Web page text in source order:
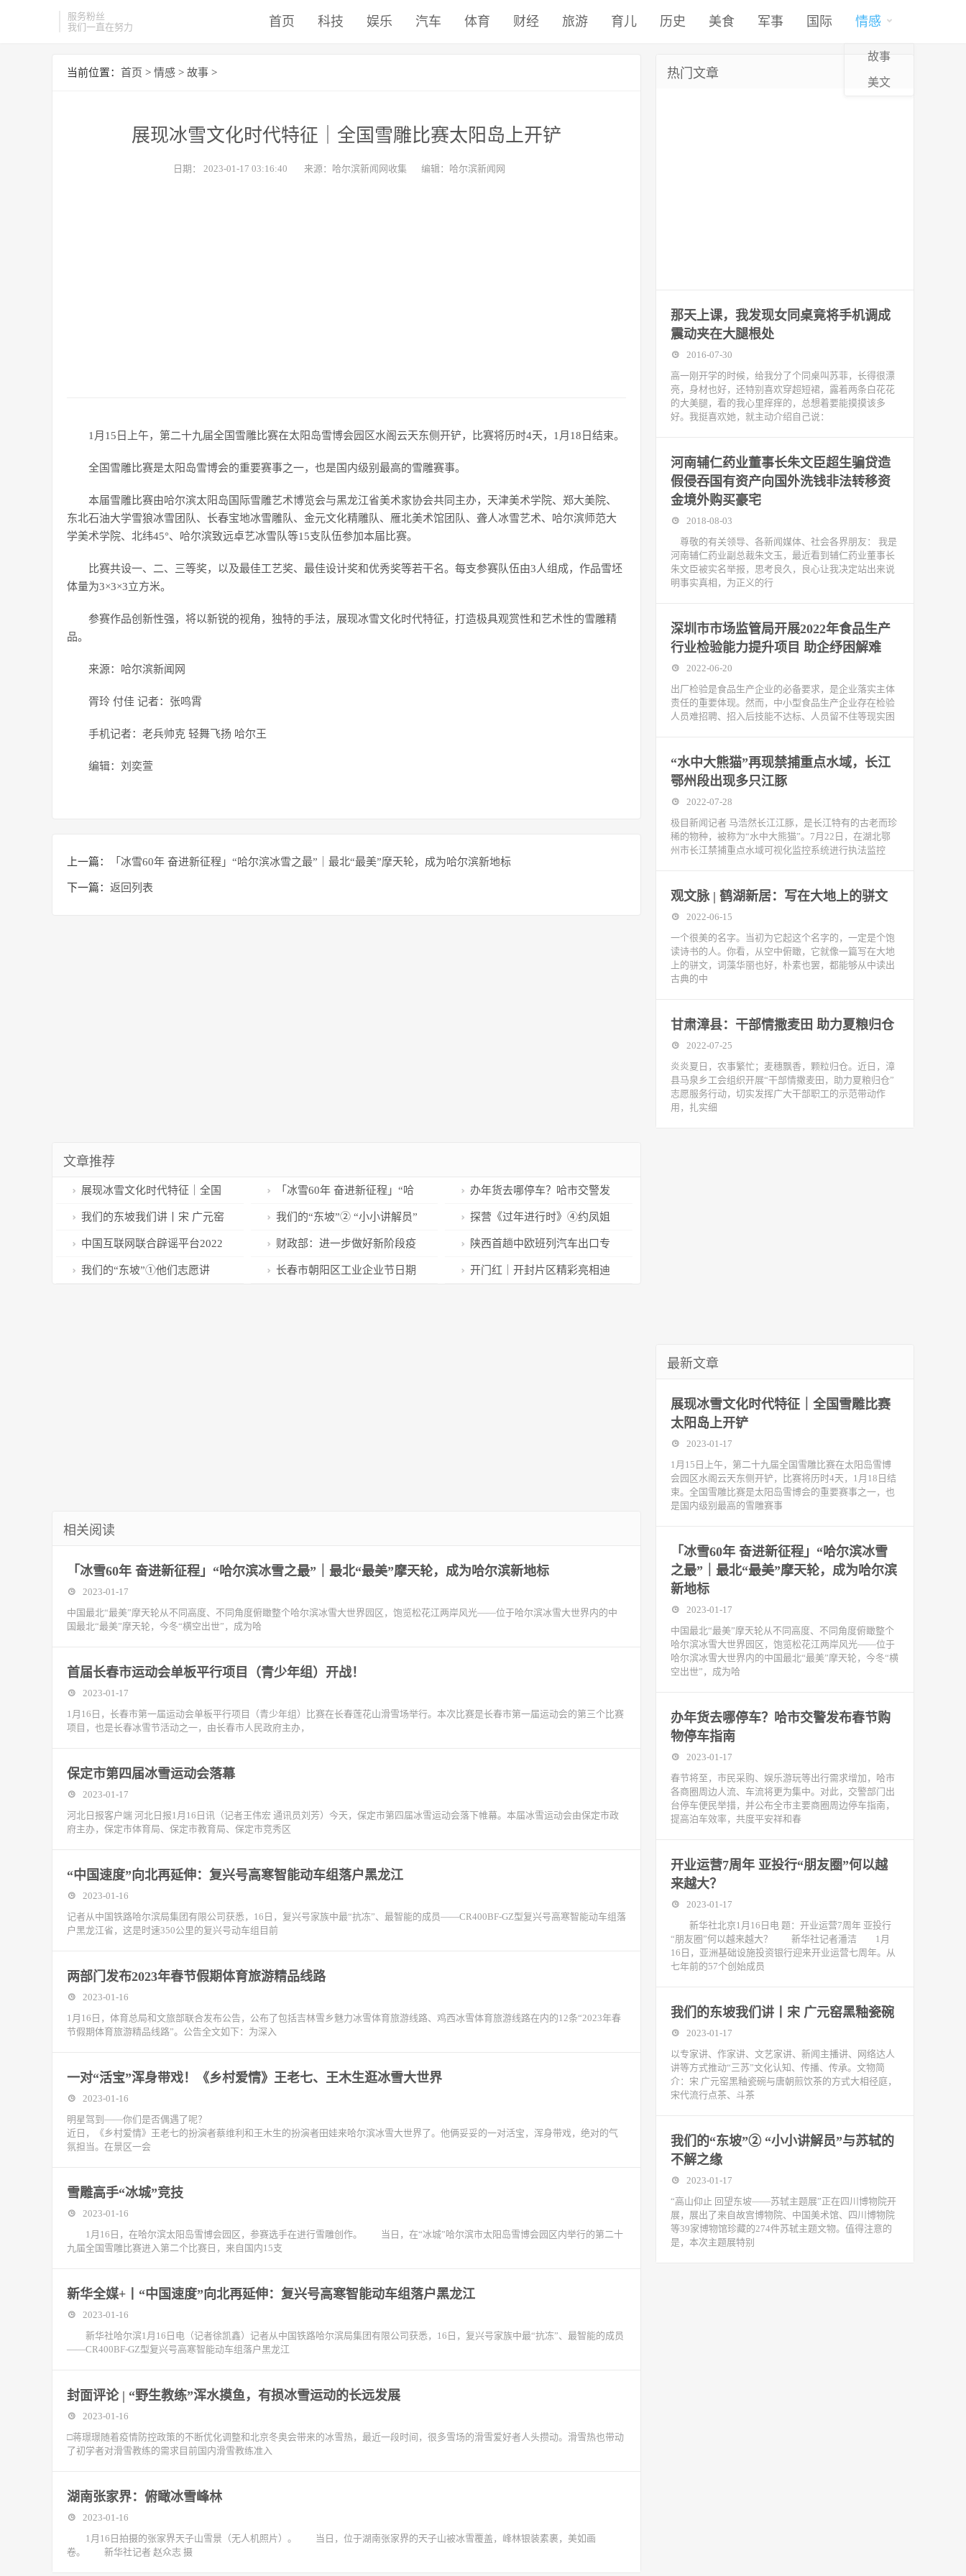
服务粉丝
我们一直在努力
首页 科技 娱乐 汽车 体育 财经 旅游 育儿 历史 美食 军事 国际 情感
故事
美文
当前位置： 首页 > 情感 > 故事 >
展现冰雪文化时代特征｜全国雪雕比赛太阳岛上开铲
日期： 2023-01-17 03:16:40 来源：哈尔滨新闻网收集 编辑：哈尔滨新闻网
1月15日上午，第二十九届全国雪雕比赛在太阳岛雪博会园区水阁云天东侧开铲，比赛将历时4天，1月18日结束。
全国雪雕比赛是太阳岛雪博会的重要赛事之一，也是国内级别最高的雪雕赛事。
本届雪雕比赛由哈尔滨太阳岛国际雪雕艺术博览会与黑龙江省美术家协会共同主办，天津美术学院、郑大美院、
东北石油大学雪狼冰雪团队、长春宝地冰雪雕队、金元文化精雕队、雁北美术馆团队、聋人冰雪艺术、哈尔滨师范大
学美术学院、北纬45°、哈尔滨致远卓艺冰雪队等15支队伍参加本届比赛。
比赛共设一、二、三等奖，以及最佳工艺奖、最佳设计奖和优秀奖等若干名。每支参赛队伍由3人组成，作品雪坯
体量为3×3×3立方米。
参赛作品创新性强，将以新锐的视角，独特的手法，展现冰雪文化时代特征，打造极具观赏性和艺术性的雪雕精
品。
来源：哈尔滨新闻网
胥玲 付佳 记者：张鸣霄
手机记者：老兵帅克 轻舞飞扬 哈尔王
编辑：刘奕萱
上一篇： 「冰雪60年 奋进新征程」“哈尔滨冰雪之最”｜最北“最美”摩天轮，成为哈尔滨新地标
下一篇： 返回列表
文章推荐
展现冰雪文化时代特征｜全国
雪雕比赛太阳岛上开铲
「冰雪60年 奋进新征程」“哈
尔滨冰雪之最”｜最北“最美”摩天
轮，成为哈尔滨新地标
办年货去哪停车？哈市交警发
布春节购物停车指南
我们的东坡我们讲丨宋 广元窑
黑釉瓷碗
我们的“东坡”② “小小讲解员”
与苏轼的不解之缘
探营《过年进行时》④约凤姐
拜年 接头暗号不要“左”咯！
中国互联网联合辟谣平台2022
年12月辟谣榜
财政部：进一步做好新阶段疫
情防控经费保障
陕西首趟中欧班列汽车出口专
列开行
我们的“东坡”①他们志愿讲 长春市朝阳区工业企业节日期 开门红｜开封片区精彩亮相迪
相关阅读
「冰雪60年 奋进新征程」“哈尔滨冰雪之最”｜最北“最美”摩天轮，成为哈尔滨新地标
2023-01-17
中国最北“最美”摩天轮从不同高度、不同角度俯瞰整个哈尔滨冰雪大世界园区，饱览松花江两岸风光——位于哈尔滨冰雪大世界内的中
国最北“最美”摩天轮，今冬“横空出世”，成为哈
首届长春市运动会单板平行项目（青少年组）开战！
2023-01-17
1月16日，长春市第一届运动会单板平行项目（青少年组）比赛在长春莲花山滑雪场举行。本次比赛是长春市第一届运动会的第三个比赛
项目，也是长春冰雪节活动之一，由长春市人民政府主办，
保定市第四届冰雪运动会落幕
2023-01-17
河北日报客户端 河北日报1月16日讯（记者王伟宏 通讯员刘芳）今天，保定市第四届冰雪运动会落下帷幕。本届冰雪运动会由保定市政
府主办，保定市体育局、保定市教育局、保定市竞秀区
“中国速度”向北再延伸：复兴号高寒智能动车组落户黑龙江
2023-01-16
记者从中国铁路哈尔滨局集团有限公司获悉，16日，复兴号家族中最“抗冻”、最智能的成员——CR400BF-GZ型复兴号高寒智能动车组落
户黑龙江省，这是时速350公里的复兴号动车组目前
两部门发布2023年春节假期体育旅游精品线路
2023-01-16
1月16日，体育总局和文旅部联合发布公告，公布了包括吉林雪乡魅力冰雪体育旅游线路、鸡西冰雪体育旅游线路在内的12条“2023年春
节假期体育旅游精品线路”。公告全文如下：为深入
一对“活宝”浑身带戏！《乡村爱情》王老七、王木生逛冰雪大世界
2023-01-16
明星驾到——你们是否偶遇了呢？
近日，《乡村爱情》王老七的扮演者蔡维利和王木生的扮演者田娃来哈尔滨冰雪大世界了。他俩妥妥的一对活宝，浑身带戏，绝对的气
氛担当。在景区一会
雪雕高手“冰城”竞技
2023-01-16
1月16日，在哈尔滨太阳岛雪博会园区，参赛选手在进行雪雕创作。 当日，在“冰城”哈尔滨市太阳岛雪博会园区内举行的第二十
九届全国雪雕比赛进入第二个比赛日，来自国内15支
新华全媒+丨“中国速度”向北再延伸：复兴号高寒智能动车组落户黑龙江
2023-01-16
新华社哈尔滨1月16日电（记者徐凯鑫）记者从中国铁路哈尔滨局集团有限公司获悉，16日，复兴号家族中最“抗冻”、最智能的成员
——CR400BF-GZ型复兴号高寒智能动车组落户黑龙江
封面评论 | “野生教练”浑水摸鱼，有损冰雪运动的长远发展
2023-01-16
□蒋璟璟随着疫情防控政策的不断优化调整和北京冬奥会带来的冰雪热，最近一段时间，很多雪场的滑雪爱好者人头攒动。滑雪热也带动
了初学者对滑雪教练的需求目前国内滑雪教练准入
湖南张家界：俯瞰冰雪峰林
2023-01-16
1月16日拍摄的张家界天子山雪景（无人机照片）。 当日，位于湖南张家界的天子山被冰雪覆盖，峰林银装素裹，美如画
卷。 新华社记者 赵众志 摄
热门文章
那天上课，我发现女同桌竟将手机调成
震动夹在大腿根处
2016-07-30
高一刚开学的时候，给我分了个同桌叫苏菲，长得很漂
亮，身材也好，还特别喜欢穿超短裙，露着两条白花花
的大美腿，看的我心里痒痒的，总想着要能摸摸该多
好。我挺喜欢她，就主动介绍自己说：
河南辅仁药业董事长朱文臣超生骗贷造
假侵吞国有资产向国外洗钱非法转移资
金境外购买豪宅
2018-08-03
尊敬的有关领导、各新闻媒体、社会各界朋友： 我是
河南辅仁药业副总裁朱文玉，最近看到辅仁药业董事长
朱文臣被实名举报，思考良久，良心让我决定站出来说
明事实真相，为正义的行
深圳市市场监管局开展2022年食品生产
行业检验能力提升项目 助企纾困解难
2022-06-20
出厂检验是食品生产企业的必备要求，是企业落实主体
责任的重要体现。然而，中小型食品生产企业存在检验
人员难招聘、招入后技能不达标、人员留不住等现实困
“水中大熊猫”再现禁捕重点水域，长江
鄂州段出现多只江豚
2022-07-28
极目新闻记者 马浩然长江江豚，是长江特有的古老而珍
稀的物种，被称为“水中大熊猫”。7月22日，在湖北鄂
州市长江禁捕重点水域可视化监控系统进行执法监控
观文脉 | 鹤湖新居：写在大地上的骈文
2022-06-15
一个很美的名字。当初为它起这个名字的，一定是个饱
读诗书的人。你看，从空中俯瞰，它就像一篇写在大地
上的骈文，词藻华丽也好，朴素也罢，都能够从中读出
古典的中
甘肃漳县：干部情撒麦田 助力夏粮归仓
2022-07-25
炎炎夏日，农事繁忙；麦穗飘香，颗粒归仓。近日，漳
县马泉乡工会组织开展“干部情撒麦田，助力夏粮归仓”
志愿服务行动，切实发挥广大干部职工的示范带动作
用，扎实细
最新文章
展现冰雪文化时代特征｜全国雪雕比赛
太阳岛上开铲
2023-01-17
1月15日上午，第二十九届全国雪雕比赛在太阳岛雪博
会园区水阁云天东侧开铲，比赛将历时4天，1月18日结
束。全国雪雕比赛是太阳岛雪博会的重要赛事之一，也
是国内级别最高的雪雕赛事
「冰雪60年 奋进新征程」“哈尔滨冰雪
之最”｜最北“最美”摩天轮，成为哈尔滨
新地标
2023-01-17
中国最北“最美”摩天轮从不同高度、不同角度俯瞰整个
哈尔滨冰雪大世界园区，饱览松花江两岸风光——位于
哈尔滨冰雪大世界内的中国最北“最美”摩天轮，今冬“横
空出世”，成为哈
办年货去哪停车？哈市交警发布春节购
物停车指南
2023-01-17
春节将至，市民采购、娱乐游玩等出行需求增加，哈市
各商圈周边人流、车流将更为集中。对此，交警部门出
台停车便民举措，并公布全市主要商圈周边停车指南，
提高泊车效率，共度平安祥和春
开业运营7周年 亚投行“朋友圈”何以越
来越大？
2023-01-17
新华社北京1月16日电 题：开业运营7周年 亚投行
“朋友圈”何以越来越大？ 新华社记者潘洁 1月
16日，亚洲基础设施投资银行迎来开业运营七周年。从
七年前的57个创始成员
我们的东坡我们讲丨宋 广元窑黑釉瓷碗
2023-01-17
以专家讲、作家讲、文艺家讲、新闻主播讲、网络达人
讲等方式推动“三苏”文化认知、传播、传承。文物简
介：宋 广元窑黑釉瓷碗与唐朝煎饮茶的方式大相径庭，
宋代流行点茶、斗茶
我们的“东坡”② “小小讲解员”与苏轼的
不解之缘
2023-01-17
“高山仰止 回望东坡——苏轼主题展”正在四川博物院开
展，展出了来自故宫博物院、中国美术馆、四川博物院
等39家博物馆珍藏的274件苏轼主题文物。值得注意的
是，本次主题展特别